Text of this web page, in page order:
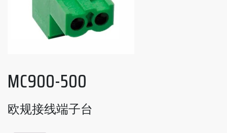
MC900-500
欧规接线端子台